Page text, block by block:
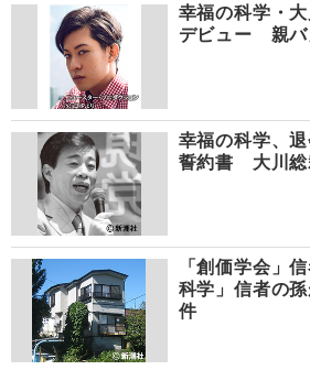
幸福の科学・
デビュー 親バ
幸福の科学、
誓約書 大川総
「創価学会」
科学」信者の
件